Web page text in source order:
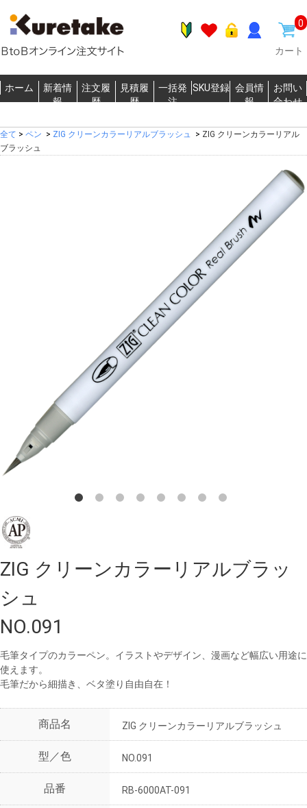
0
カート
ホーム
新着情
報
注文履
歴
見積履
歴
一括発
注
SKU登録 会員情
報
お問い
合わせ
全て > ペン > ZIG クリーンカラーリアルブラッシュ > ZIG クリーンカラーリアル
ブラッシュ
ZIG クリーンカラーリアルブラッ
シュ
NO.091
毛筆タイプのカラーペン。イラストやデザイン、漫画など幅広い用途に
使えます。
毛筆だから細描き、ベタ塗り自由自在！
商品名 ZIG クリーンカラーリアルブラッシュ
型／色 NO.091
品番 RB-6000AT-091